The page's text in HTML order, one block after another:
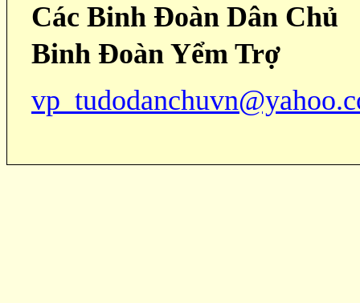
Các Binh Đoàn Dân Chủ
Binh Đoàn Yểm Trợ